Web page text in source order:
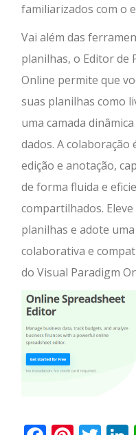
familiarizados com o
Vai além das
planilhas, o Editor de
Online permite que
suas planilhas como
uma camada
dados. A colaboração
edição e anotação,
de forma fluida e
compartilhados.
planilhas e adote
colaborativa e
do Visual Paradigm